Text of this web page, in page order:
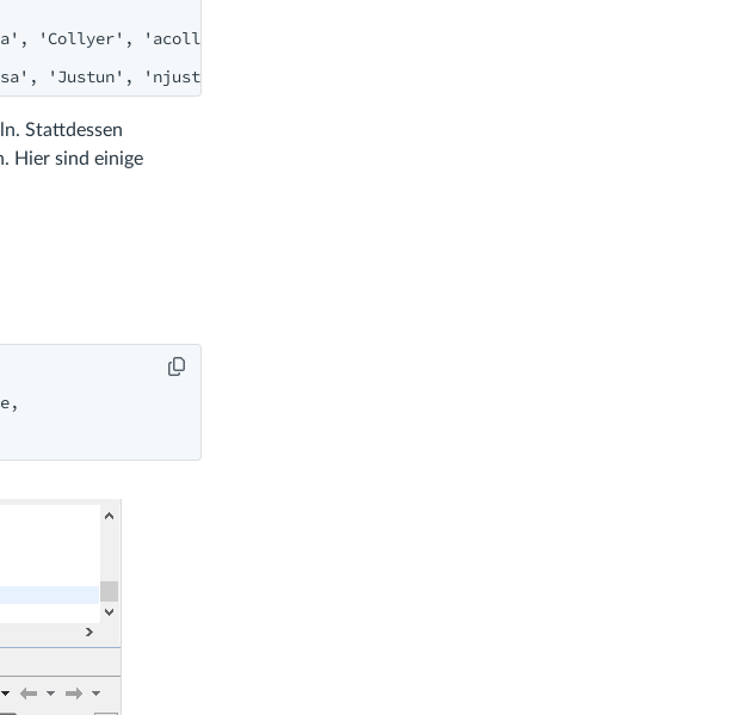
'Collyer', ' acollyer0@accuweather.com
'Justun', ' njustun9@cdc.gov
Stattdessen
Hier sind einige